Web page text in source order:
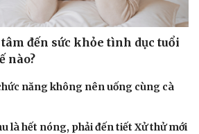
đến sức khỏe tình dục tuổi
nào?
năng không nên uống cùng cà
là hết nóng, phải đến tiết Xử thử mới